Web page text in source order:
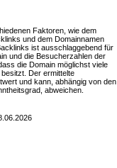
Faktoren, wie dem
und dem Domainnamen
ist ausschlaggebend für
und die Besucherzahlen der
die Domain möglichst viele
Der ermittelte
und kann, abhängig von den
abweichen.